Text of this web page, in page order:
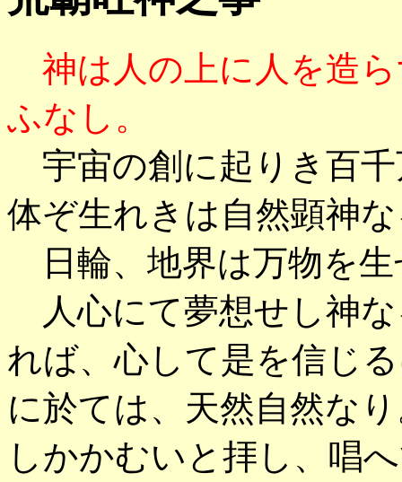
神は人の上に人を造
ふなし。
宇宙の創に起りき百
体ぞ生れきは自然顕神
日輪、地界は万物を
人心にて夢想せし神
れば、心して是を信じ
に於ては、天然自然な
しかかむいと拝し、唱